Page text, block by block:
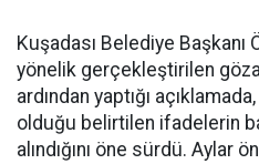
Kuşadası Belediye Başkanı
yönelik gerçekleştirilen
ardından yaptığı
olduğu belirtilen ifadelerin
alındığını öne sürdü. Aylar